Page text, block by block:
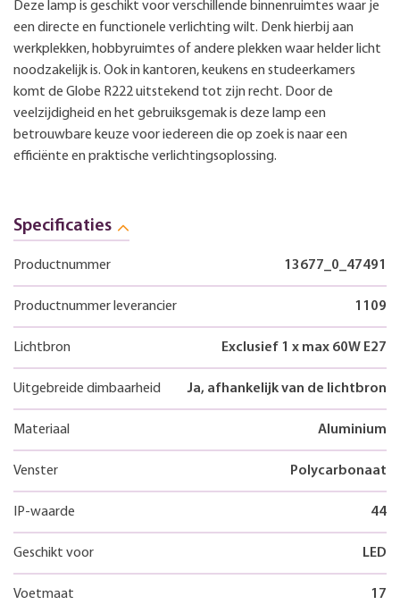
Deze lamp is geschikt voor verschillende binnenruimtes waar je
een directe en functionele verlichting wilt. Denk hierbij aan
werkplekken, hobbyruimtes of andere plekken waar helder licht
noodzakelijk is. Ook in kantoren, keukens en studeerkamers
komt de Globe R222 uitstekend tot zijn recht. Door de
veelzijdigheid en het gebruiksgemak is deze lamp een
betrouwbare keuze voor iedereen die op zoek is naar een
efficiënte en praktische verlichtingsoplossing.
Specificaties
Productnummer 13677_0_47491
Productnummer leverancier 1109
Lichtbron Exclusief 1 x max 60W E27
Uitgebreide dimbaarheid Ja, afhankelijk van de lichtbron
Materiaal Aluminium
Venster Polycarbonaat
IP-waarde 44
Geschikt voor LED
Voetmaat 17